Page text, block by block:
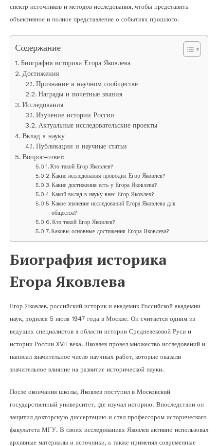
спектр источников и методов исследования, чтобы представить
объективное и полное представление о событиях прошлого.
Содержание
Биография историка Егора Яковлева
Достижения
Признание в научном сообществе
Награды и почетные звания
Исследования
Изучение истории России
Актуальные исследовательские проекты
Вклад в науку
Публикации и научные статьи
Вопрос-ответ:
Кто такой Егор Яковлев?
Какие исследования проводил Егор Яковлев?
Какие достижения есть у Егора Яковлева?
Какой вклад в науку внес Егор Яковлев?
Какое значение исследований Егора Яковлева для
общества?
Кто такой Егор Яковлев?
Каковы основные достижения Егора Яковлева?
Биография историка
Егора Яковлева
Егор Яковлев, российский историк и академик Российской академии
наук, родился 5 июля 1947 года в Москве. Он считается одним из
ведущих специалистов в области истории Средневековой Руси и
истории России XVII века. Яковлев провел множество исследований и
написал значительное число научных работ, которые оказали
значительное влияние на развитие исторической науки.
После окончания школы, Яковлев поступил в Московский
государственный университет, где изучал историю. Впоследствии он
защитил докторскую диссертацию и стал профессором исторического
факультета МГУ. В своих исследованиях Яковлев активно использовал
архивные материалы и источники, а также применял современные